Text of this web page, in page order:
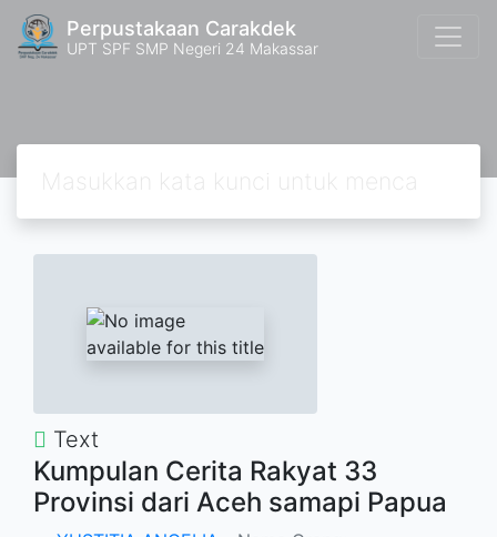
Perpustakaan Carakdek
UPT SPF SMP Negeri 24 Makassar
Text
Kumpulan Cerita Rakyat 33
Provinsi dari Aceh samapi Papua